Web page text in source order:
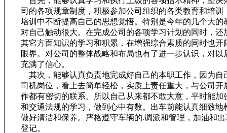
司的各项规章制度，积极参加公司组织的各类教育和培训
培训中不断提高自己的思想觉悟。特别是今年的几个大的
对自己触动很大。在完成公司的各项学习计划的同时，还
其它方面知识的学习和积累，在增强综合素质的同时也开
眼界。对公司的整体战略和布局也有了进一步认识，对以
充满了信心。
其次，能够认真负责地完成好自己的本职工作，因为自
司机岗位，看上去简单轻松，实质上责任重大，与公司开
作都有密切的联系。所以自己从来都不敢大意，平时能加
和交通法规的学习，做到心中有数。出车前能认真细致地
做好清洁和保养。严格遵守车辆的.调派和管理，加油和
登记。